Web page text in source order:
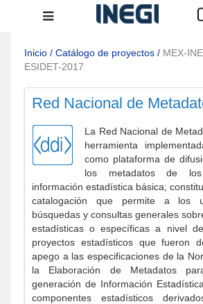
Menú
navegación
Inicio / Catálogo de proyectos / MEX-
ESIDET-2017
Red Nacional de
La Red Nacional de
herramienta
como plataforma de
los metadatos de
información estadística básica;
catalogación que permite a los
búsquedas y consultas generales
estadísticas o específicas a nivel
proyectos estadísticos que fueron
apego a las especificaciones de la
la Elaboración de Metadatos
generación de Información
componentes estadísticos